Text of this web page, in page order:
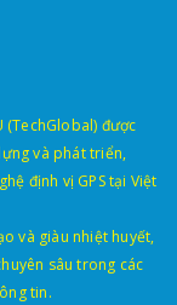
(TechGlobal) được
và phát triển,
định vị GPS tại Việt
và giàu nhiệt huyết,
sâu trong các
tin.